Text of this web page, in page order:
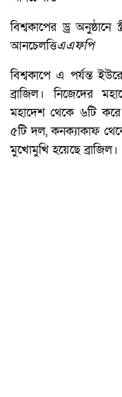
বিশ্বকাপের ড্র অনুষ্ঠানে
আনচেলত্তিএএফপি
বিশ্বকাপে এ পর্যন্ত
ব্রাজিল। নিজেদের
মহাদেশ থেকে ৬টি
৫টি দল, কনক্যাকাফ
মুখোমুখি হয়েছে ব্রাজিল।